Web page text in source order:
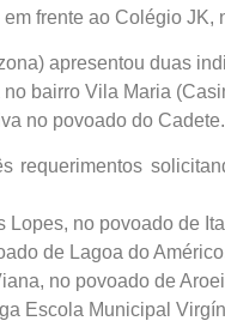
frente ao Colégio JK,
apresentou duas
bairro Vila Maria
no povoado do Cadete.
requerimentos
Lopes, no povoado de
de Lagoa do
no povoado de
Escola Municipal